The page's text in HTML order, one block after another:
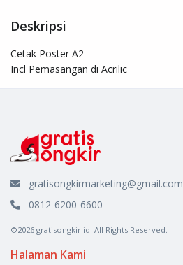
Deskripsi
Cetak Poster A2
Incl Pemasangan di Acrilic
gratisongkirmarketing@gmail.com
0812-6200-6600
©2026 gratisongkir.id. All Rights Reserved.
Halaman Kami